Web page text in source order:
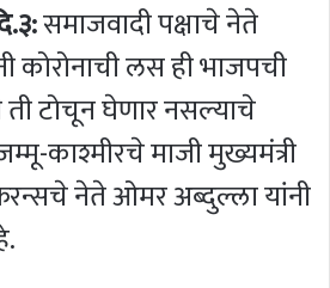
समाजवादी पक्षाचे नेते
कोरोनाची लस ही भाजपची
टोचून घेणार नसल्याचे
काश्मीरचे माजी मुख्यमंत्री
नेते ओमर अब्दुल्ला यांनी